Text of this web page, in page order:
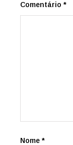
Comentário *
Nome *